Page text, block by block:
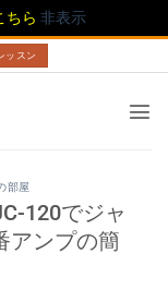
ちら 非表示
ッスン
部屋
120でジャ
アンプの簡